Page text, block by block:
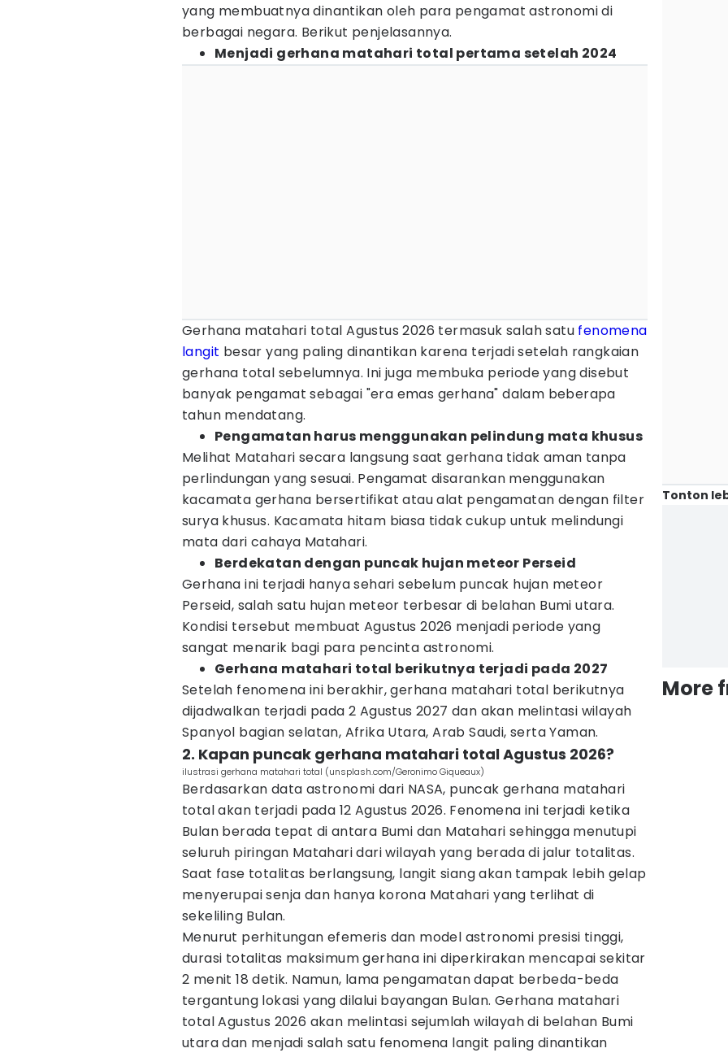
yang membuatnya dinantikan oleh para pengamat astronomi di
berbagai negara. Berikut penjelasannya.
Menjadi gerhana matahari total pertama setelah 2024
Gerhana matahari total Agustus 2026 termasuk salah satu fenomena
langit besar yang paling dinantikan karena terjadi setelah rangkaian
gerhana total sebelumnya. Ini juga membuka periode yang disebut
banyak pengamat sebagai "era emas gerhana" dalam beberapa
tahun mendatang.
Pengamatan harus menggunakan pelindung mata khusus
Melihat Matahari secara langsung saat gerhana tidak aman tanpa
perlindungan yang sesuai. Pengamat disarankan menggunakan
kacamata gerhana bersertifikat atau alat pengamatan dengan filter
surya khusus. Kacamata hitam biasa tidak cukup untuk melindungi
mata dari cahaya Matahari.
Berdekatan dengan puncak hujan meteor Perseid
Gerhana ini terjadi hanya sehari sebelum puncak hujan meteor
Perseid, salah satu hujan meteor terbesar di belahan Bumi utara.
Kondisi tersebut membuat Agustus 2026 menjadi periode yang
sangat menarik bagi para pencinta astronomi.
Gerhana matahari total berikutnya terjadi pada 2027
Setelah fenomena ini berakhir, gerhana matahari total berikutnya
dijadwalkan terjadi pada 2 Agustus 2027 dan akan melintasi wilayah
Spanyol bagian selatan, Afrika Utara, Arab Saudi, serta Yaman.
2. Kapan puncak gerhana matahari total Agustus 2026?
ilustrasi gerhana matahari total (unsplash.com/Geronimo Giqueaux)
Berdasarkan data astronomi dari NASA, puncak gerhana matahari
total akan terjadi pada 12 Agustus 2026. Fenomena ini terjadi ketika
Bulan berada tepat di antara Bumi dan Matahari sehingga menutupi
seluruh piringan Matahari dari wilayah yang berada di jalur totalitas.
Saat fase totalitas berlangsung, langit siang akan tampak lebih gelap
menyerupai senja dan hanya korona Matahari yang terlihat di
sekeliling Bulan.
Menurut perhitungan efemeris dan model astronomi presisi tinggi,
durasi totalitas maksimum gerhana ini diperkirakan mencapai sekitar
2 menit 18 detik. Namun, lama pengamatan dapat berbeda-beda
tergantung lokasi yang dilalui bayangan Bulan. Gerhana matahari
total Agustus 2026 akan melintasi sejumlah wilayah di belahan Bumi
utara dan menjadi salah satu fenomena langit paling dinantikan
Tonton
More